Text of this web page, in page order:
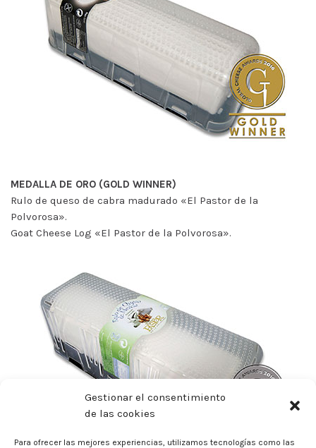
Gestionar el consentimiento
de las cookies
Para ofrecer las mejores experiencias, utilizamos tecnologías como las
MEDALLA DE ORO (GOLD WINNER)
Rulo de queso de cabra madurado «El Pastor de la
Polvorosa».
Goat Cheese Log «El Pastor de la Polvorosa».